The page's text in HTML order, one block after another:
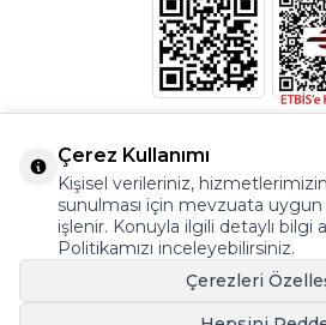
Çerez Kullanımı
Kişisel verileriniz,
sunulması için mevzuata uygun
işlenir. Konuyla ilgili detaylı bilgi
Politikamızı inceleyebilirsiniz.
Çerezleri